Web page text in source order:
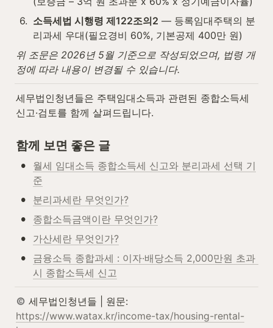
6. 소득세법 시행령 제122조의2 — 등록임대주택의 분
리과세 우대(필요경비 60%, 기본공제 400만 원)
위 조문은 2026년 5월 기준으로 작성되었으며, 법령 개
정에 따라 내용이 변경될 수 있습니다.
세무법인청년들은 주택임대소득과 관련된 종합소득세
신고·검토를 함께 살펴드립니다.
함께 보면 좋은 글
•
월세 임대소득 종합소득세 신고와 분리과세 선택 기
준
• 분리과세란 무엇인가?
• 종합소득금액이란 무엇인가?
• 가산세란 무엇인가?
•
금융소득 종합과세 : 이자·배당소득 2,000만원 초과
시 종합소득세 신고
https://www.watax.kr/income-tax/housing-rental-